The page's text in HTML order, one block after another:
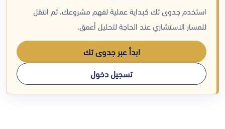
استخدم جدوى تك كبداية عملية لفهم مشروعك، ثم انتقل
للمسار الاستشاري عند الحاجة لتحليل أعمق.
ابدأ عبر جدوى تك
تسجيل دخول